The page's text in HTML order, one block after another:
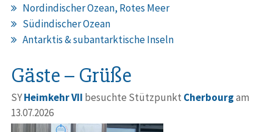
Nordindischer Ozean, Rotes Meer
Südindischer Ozean
Antarktis & subantarktische Inseln
Gäste – Grüße
SYHeimkehr VII besuchte Stützpunkt Cherbourgam
13.07.2026